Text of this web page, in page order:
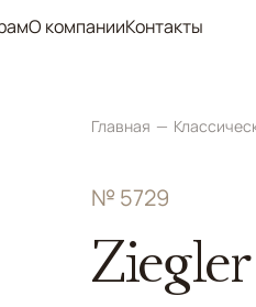
О компанииКонтакты
Главная
№ 5729
Ziegler